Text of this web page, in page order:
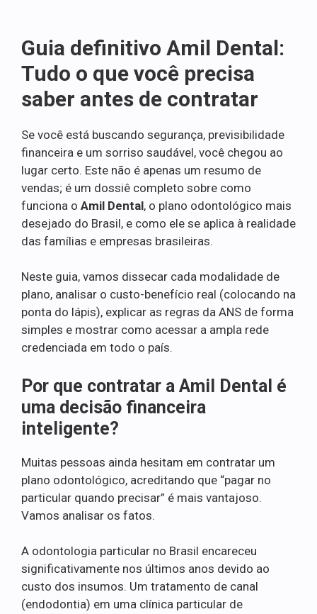
Guia definitivo Amil Dental:
Tudo o que você precisa
saber antes de contratar
Se você está buscando segurança, previsibilidade
financeira e um sorriso saudável, você chegou ao
lugar certo. Este não é apenas um resumo de
vendas; é um dossiê completo sobre como
funciona o Amil Dental, o plano odontológico mais
desejado do Brasil, e como ele se aplica à realidade
das famílias e empresas brasileiras.
Neste guia, vamos dissecar cada modalidade de
plano, analisar o custo-benefício real (colocando na
ponta do lápis), explicar as regras da ANS de forma
simples e mostrar como acessar a ampla rede
credenciada em todo o país.
Por que contratar a Amil Dental é
uma decisão financeira
inteligente?
Muitas pessoas ainda hesitam em contratar um
plano odontológico, acreditando que “pagar no
particular quando precisar” é mais vantajoso.
Vamos analisar os fatos.
A odontologia particular no Brasil encareceu
significativamente nos últimos anos devido ao
custo dos insumos. Um tratamento de canal
(endodontia) em uma clínica particular de